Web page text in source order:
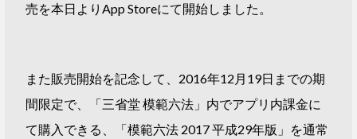
売を本日よりApp Storeにて開始しました。
また販売開始を記念して、2016年12月19日までの期
間限定で、「三省堂 模範六法」内でアプリ内課金に
て購入できる、「模範六法 2017 平成29年版」を通常